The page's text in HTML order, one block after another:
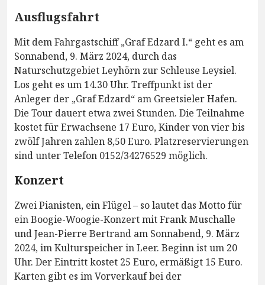
Ausflugsfahrt
Mit dem Fahrgastschiff „Graf Edzard I.“ geht es am
Sonnabend, 9. März 2024, durch das
Naturschutzgebiet Leyhörn zur Schleuse Leysiel.
Los geht es um 14.30 Uhr. Treffpunkt ist der
Anleger der „Graf Edzard“ am Greetsieler Hafen.
Die Tour dauert etwa zwei Stunden. Die Teilnahme
kostet für Erwachsene 17 Euro, Kinder von vier bis
zwölf Jahren zahlen 8,50 Euro. Platzreservierungen
sind unter Telefon 0152/34276529 möglich.
Konzert
Zwei Pianisten, ein Flügel – so lautet das Motto für
ein Boogie-Woogie-Konzert mit Frank Muschalle
und Jean-Pierre Bertrand am Sonnabend, 9. März
2024, im Kulturspeicher in Leer. Beginn ist um 20
Uhr. Der Eintritt kostet 25 Euro, ermäßigt 15 Euro.
Karten gibt es im Vorverkauf bei der